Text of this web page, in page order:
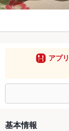
アプリ
基本情報